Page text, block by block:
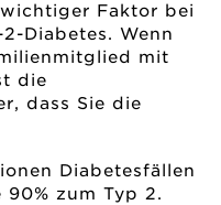
Faktor bei
Diabetes. Wenn
mit
die
dass Sie die
Diabetesfällen
zum Typ 2.